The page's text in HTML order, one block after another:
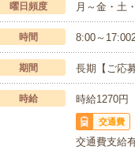
曜日頻度 月～金・土
時間 8:00～
期間 長期【ご応
時給 時給1270円
交通費
交通費支給